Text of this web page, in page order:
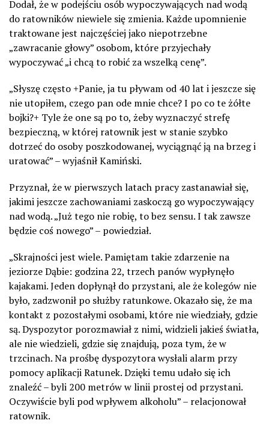
Dodał, że w podejściu osób wypoczywających nad wodą
do ratowników niewiele się zmienia. Każde upomnienie
traktowane jest najczęściej jako niepotrzebne
„zawracanie głowy” osobom, które przyjechały
wypoczywać „i chcą to robić za wszelką cenę”.
„Słyszę często +Panie, ja tu pływam od 40 lat i jeszcze się
nie utopiłem, czego pan ode mnie chce? I po co te żółte
bojki?+ Tyle że one są po to, żeby wyznaczyć strefę
bezpieczną, w której ratownik jest w stanie szybko
dotrzeć do osoby poszkodowanej, wyciągnąć ją na brzeg i
uratować” – wyjaśnił Kamiński.
Przyznał, że w pierwszych latach pracy zastanawiał się,
jakimi jeszcze zachowaniami zaskoczą go wypoczywający
nad wodą. „Już tego nie robię, to bez sensu. I tak zawsze
będzie coś nowego” – powiedział.
„Skrajności jest wiele. Pamiętam takie zdarzenie na
jeziorze Dąbie: godzina 22, trzech panów wypłynęło
kajakami. Jeden dopłynął do przystani, ale że kolegów nie
było, zadzwonił po służby ratunkowe. Okazało się, że ma
kontakt z pozostałymi osobami, które nie wiedziały, gdzie
są. Dyspozytor porozmawiał z nimi, widzieli jakieś światła,
ale nie wiedzieli, gdzie się znajdują, poza tym, że w
trzcinach. Na prośbę dyspozytora wysłali alarm przy
pomocy aplikacji Ratunek. Dzięki temu udało się ich
znaleźć – byli 200 metrów w linii prostej od przystani.
Oczywiście byli pod wpływem alkoholu” – relacjonował
ratownik.